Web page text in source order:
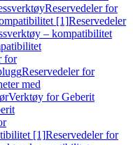
Reservedeler for
[1]Reservedeler
– kompatibilitet
for
Reservedeler for
med
Verktøy for Geberit
[1]Reservedeler for